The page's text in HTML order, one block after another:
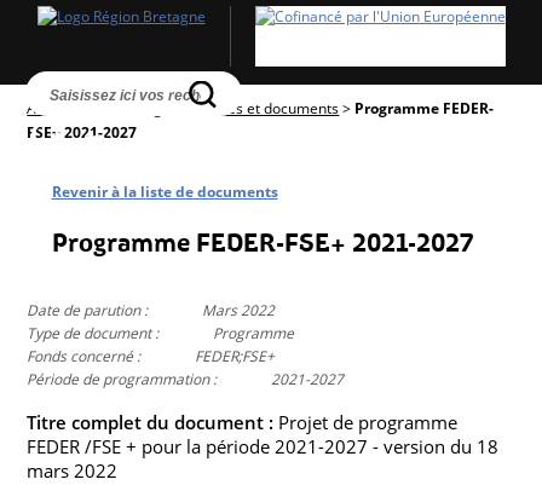
Accueil Textes réglementaires et documents> Programme FEDER-
FSE+ 2021-2027
Revenir à la liste de documents
Programme FEDER-FSE+ 2021-2027
Date de parution :
Mars 2022
Type de document :
Programme
Fonds concerné :
FEDER;FSE+
Période de programmation :
2021-2027
Titre complet du document : Projet de programme
FEDER /FSE + pour la période 2021-2027 - version du 18
mars 2022